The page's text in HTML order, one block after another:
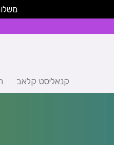
קנאליסט קלאב